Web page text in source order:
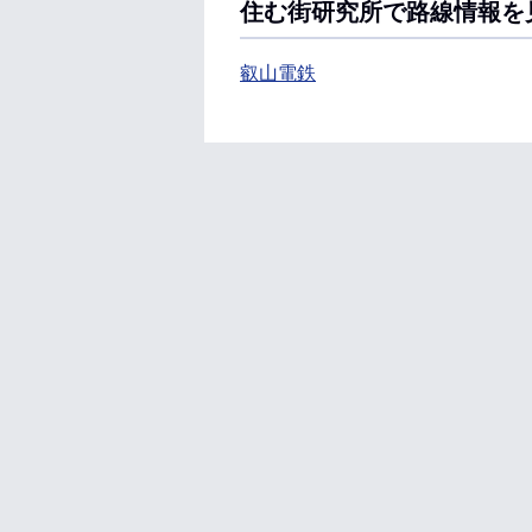
住む街研究所で路線情報を
叡山電鉄